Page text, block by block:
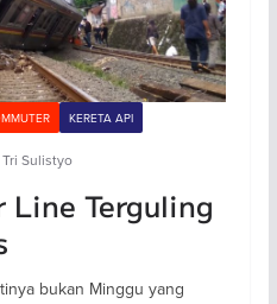
KERETA API
Sulistyo
Line Terguling
bukan Minggu yang